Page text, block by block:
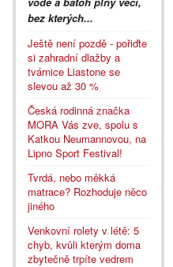
bez kterých...
Ještě není pozdě - pořiďte
si zahradní dlažby a
tvárnice Liastone se
slevou až 30 %
Česká rodinná značka
MORA Vás zve, spolu s
Katkou Neumannovou, na
Lipno Sport Festival!
Tvrdá, nebo měkká
matrace? Rozhoduje něco
jiného
Venkovní rolety v létě: 5
chyb, kvůli kterým doma
zbytečně trpíte vedrem